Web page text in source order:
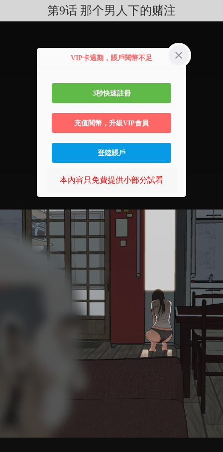
第9话 那个男人下的赌注
VIP卡過期，賬戶閱幣不足
3秒快速註冊
充值閱幣，升級VIP會員
登陸賬戶
本內容只免費提供小部分試看